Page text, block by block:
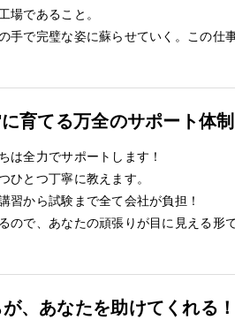
場であること。
で完璧な姿に蘇らせていく。この仕
育てる万全のサポート体制
は全力でサポートします！
ひとつ丁寧に教えます。
習から試験まで全て会社が負担！
ので、あなたの頑張りが目に見える形
、あなたを助けてくれる！